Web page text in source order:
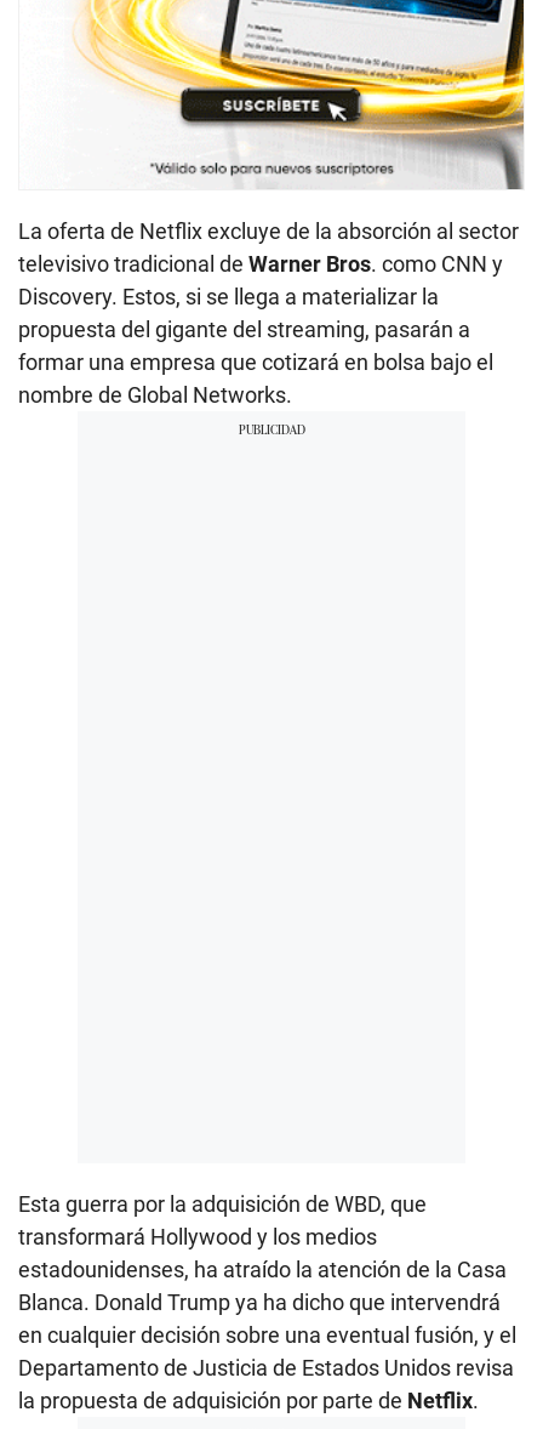
La oferta de Netflix excluye de la absorción al sector
televisivo tradicional de Warner Bros. como CNN y
Discovery. Estos, si se llega a materializar la
propuesta del gigante del streaming, pasarán a
formar una empresa que cotizará en bolsa bajo el
nombre de Global Networks.
Esta guerra por la adquisición de WBD, que
transformará Hollywood y los medios
estadounidenses, ha atraído la atención de la Casa
Blanca. Donald Trump ya ha dicho que intervendrá
en cualquier decisión sobre una eventual fusión, y el
Departamento de Justicia de Estados Unidos revisa
la propuesta de adquisición por parte de Netflix.